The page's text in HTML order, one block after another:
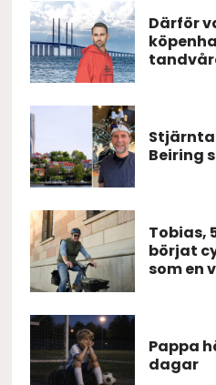
Därför
Beiring
Tobias,
börjat
som en
Pappa
dagar